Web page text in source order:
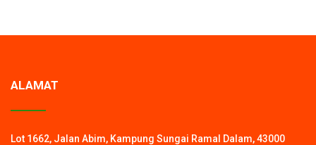
ALAMAT
Lot 1662, Jalan Abim, Kampung Sungai Ramal Dalam, 43000